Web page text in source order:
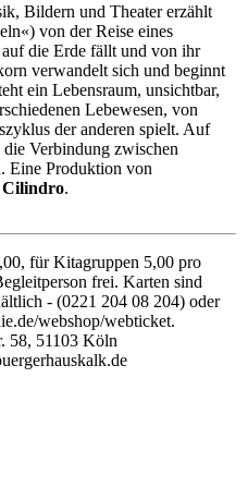
Bildern und Theater erzählt
von der Reise eines
die Erde fällt und von ihr
verwandelt sich und beginnt
ein Lebensraum, unsichtbar,
Lebewesen, von
der anderen spielt. Auf
Verbindung zwischen
Eine Produktion von
Cilindro.
für Kitagruppen 5,00 pro
frei. Karten sind
- (0221 204 08 204) oder
webshop/webticket.
58, 51103 Köln